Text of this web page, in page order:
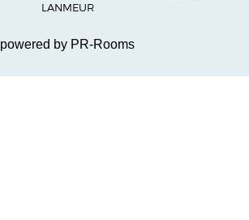
LANMEUR
powered by PR-Rooms